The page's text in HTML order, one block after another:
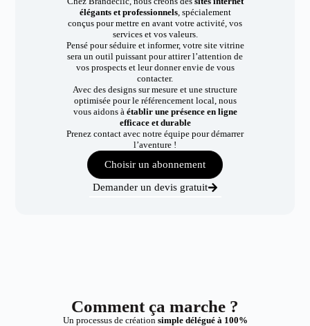
élégants et professionnels, spécialement
conçus pour mettre en avant votre activité, vos
services et vos valeurs.
Pensé pour séduire et informer, votre site vitrine
sera un outil puissant pour attirer l’attention de
vos prospects et leur donner envie de vous
contacter.
Avec des designs sur mesure et une structure
optimisée pour le référencement local, nous
vous aidons à établir une présence en ligne
efficace et durable
Prenez contact avec notre équipe pour démarrer
l’aventure !
Choisir un abonnement
Demander un devis gratuit
Comment ça marche ?
Un processus de création simple délégué à 100%